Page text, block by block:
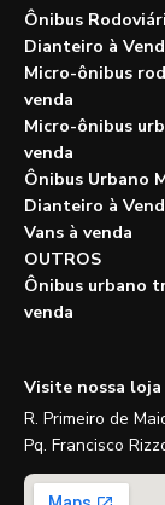
Ônibus
Dianteiro à
Micro-ônibus
venda
Micro-ônibus
venda
Ônibus Urbano
Dianteiro à
Vans à venda
OUTROS
Ônibus urbano
venda
Visite nossa loja
R. Primeiro de
Pq. Francisco